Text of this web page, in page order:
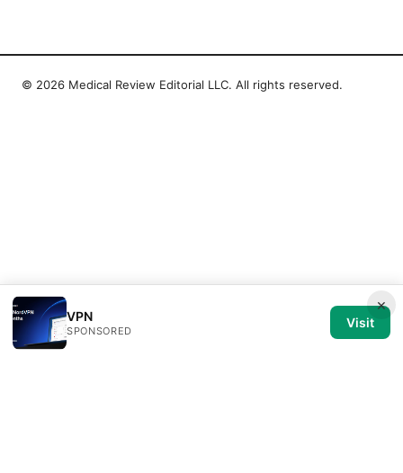
×
VPN
SPONSORED
Visit
© 2026 Medical Review Editorial LLC. All rights reserved.